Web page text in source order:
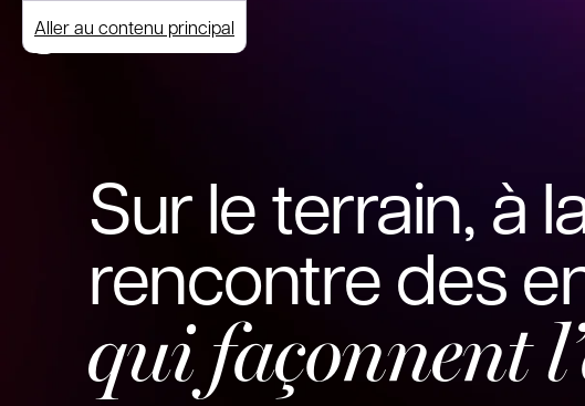
Aller au contenu principal
Sur le terrain, à
rencontre des
qui façonnent